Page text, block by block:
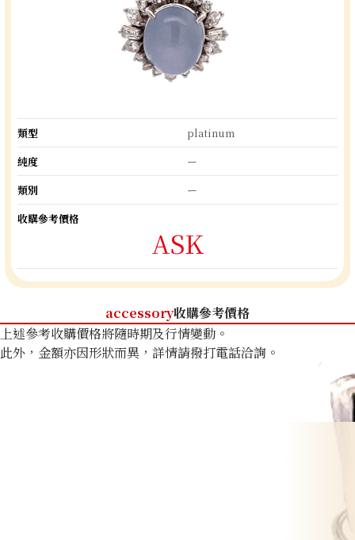
類型
platinum
純度
ー
類別
ー
收購參考價格
ASK
accessory收購參考價格
上述參考收購價格將隨時期及行情變動。
此外，金額亦因形狀而異，詳情請撥打電話洽詢。